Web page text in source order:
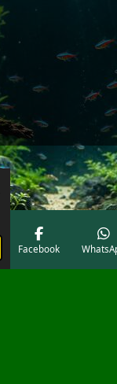
Facebook